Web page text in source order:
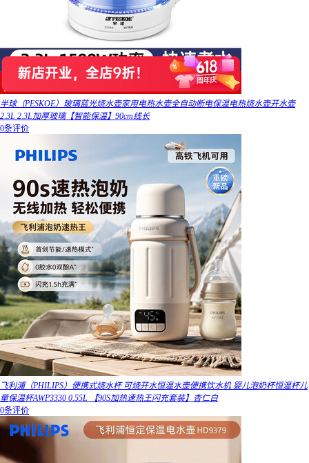
半球（PESKOE）玻璃蓝光烧水壶家用电热水壶全自动断电保温电热烧水壶开水壶
2.3L 2.3L加厚玻璃【智能保温】90cm线长
0条评价
飞利浦（PHILIPS）便携式烧水杯 可烧开水恒温水壶便携饮水机 婴儿泡奶杯恒温杯儿
童保温杯AWP3330 0.55L 【90S加热速热王闪充套装】杏仁白
0条评价